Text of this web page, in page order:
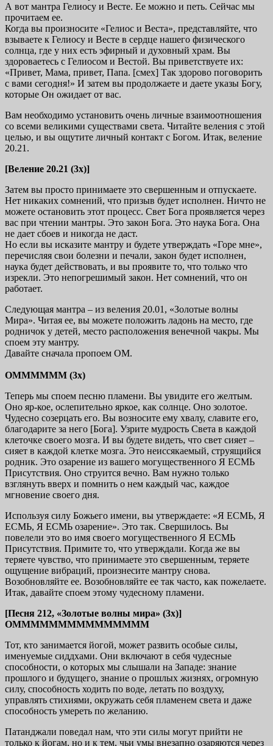
А вот мантра Гелиосу и Весте. Ее можно и петь. Сейчас мы
прочитаем ее.
Когда вы произносите «Гелиос и Веста», представляйте, что
взываете к Гелиосу и Весте в сердце нашего физического
солнца, где у них есть эфирный и духовный храм. Вы
здороваетесь с Гелиосом и Вестой. Вы приветствуете их:
«Привет, Мама, привет, Папа. [смех] Так здорово поговорить
с вами сегодня!» И затем вы продолжаете и даете указы Богу,
которые Он ожидает от вас.
Вам необходимо установить очень личные взаимоотношения
со всеми великими существами света. Читайте веления с этой
целью, и вы ощутите личный контакт с Богом. Итак, веление
20.21.
[Веление 20.21 (3х)]
Затем вы просто принимаете это свершенным и отпускаете.
Нет никаких сомнений, что призыв будет исполнен. Ничто не
можете остановить этот процесс. Свет Бога проявляется через
вас при чтении мантры. Это закон Бога. Это наука Бога. Она
не дает сбоев и никогда не даст.
Но если вы исказите мантру и будете утверждать «Горе мне»,
перечисляя свои болезни и печали, закон будет исполнен,
наука будет действовать, и вы проявите то, что только что
изрекли. Это непогрешимый закон. Нет сомнений, что он
работает.
Следующая мантра – из веления 20.01, «Золотые волны
Мира». Читая ее, вы можете положить ладонь на место, где
родничок у детей, место расположения венечной чакры. Мы
споем эту мантру.
Давайте сначала пропоем ОМ.
ОММММММ (3х)
Теперь мы споем песню пламени. Вы увидите его желтым.
Оно яр-кое, ослепительно яркое, как солнце. Оно золотое.
Чудесно созерцать его. Вы возносите ему хвалу, славите его,
благодарите за него [Бога]. Узрите мудрость Света в каждой
клеточке своего мозга. И вы будете видеть, что свет сияет –
сияет в каждой клетке мозга. Это неиссякаемый, струящийся
родник. Это озарение из вашего могущественного Я ЕСМЬ
Присутствия. Оно струится вечно. Вам нужно только
взглянуть вверх и помнить о нем каждый час, каждое
мгновение своего дня.
Используя силу Божьего имени, вы утверждаете: «Я ЕСМЬ, Я
ЕСМЬ, Я ЕСМЬ озарение». Это так. Свершилось. Вы
повелели это во имя своего могущественного Я ЕСМЬ
Присутствия. Примите то, что утверждали. Когда же вы
теряете чувство, что принимаете это свершенным, теряете
ощущение вибраций, произнесите мантру снова.
Возобновляйте ее. Возобновляйте ее так часто, как пожелаете.
Итак, давайте споем этому чудесному пламени.
[Песня 212, «Золотые волны мира» (3х)]
ОМММММММММММММММ
Тот, кто занимается йогой, может развить особые силы,
именуемые сиддхами. Они включают в себя чудесные
способности, о которых мы слышали на Западе: знание
прошлого и будущего, знание о прошлых жизнях, огромную
силу, способность ходить по воде, летать по воздуху,
управлять стихиями, окружать себя пламенем света и даже
способность умереть по желанию.
Патанджали поведал нам, что эти силы могут прийти не
только к йогам, но и к тем, чьи умы внезапно озаряются через